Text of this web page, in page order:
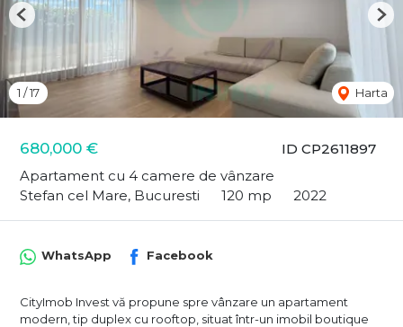
ID CP2611897
680,000 €
Apartament cu 4 camere de vânzare
Stefan cel Mare, Bucuresti
120 mp 2022
1 /17 Harta
Previous
WhatsApp Facebook
CityImob Invest vă propune spre vânzare un apartament
modern, tip duplex cu rooftop, situat într-un imobil boutique